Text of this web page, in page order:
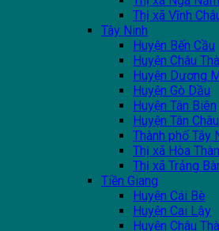
Thị xã Vĩnh
Tây Ninh
Huyện Bến Cầu
Huyện Châu
Huyện Dương
Huyện Gò Dầu
Huyện Tân Biên
Huyện Tân Châu
Thành phố Tây
Thị xã Hòa
Thị xã Trảng
Tiền Giang
Huyện Cái Bè
Huyện Cai Lậy
Huyện Châu